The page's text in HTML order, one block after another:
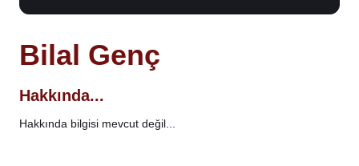
Bilal Genç
Hakkında...
Hakkında bilgisi mevcut değil...